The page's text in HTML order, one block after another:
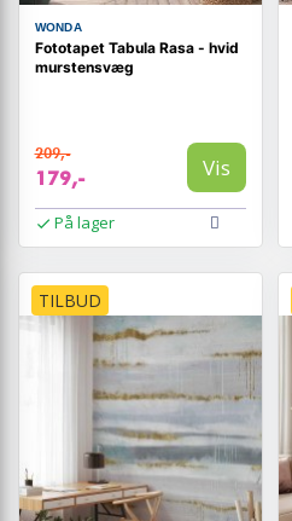
WONDA
Fototapet Tabula Rasa - hvid
murstensvæg
209,-
179,- Vis
På lager
TILBUD